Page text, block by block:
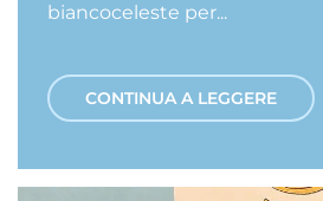
biancoceleste per...
CONTINUA A LEGGERE